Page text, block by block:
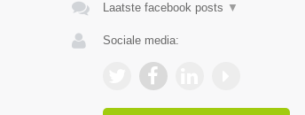
Laatste facebook posts ▼
Sociale media: